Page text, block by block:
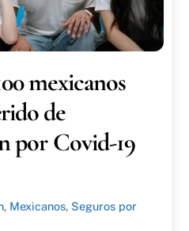
mexicanos
de
por Covid-19
, Mexicanos, Seguros por